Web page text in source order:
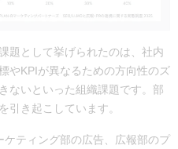
題として挙げられたのは、 社内
やKPIが異なるための方向性のズ
ないといった組織課題です。部
引き起こしています。
ティング部の広告、広報部のプ